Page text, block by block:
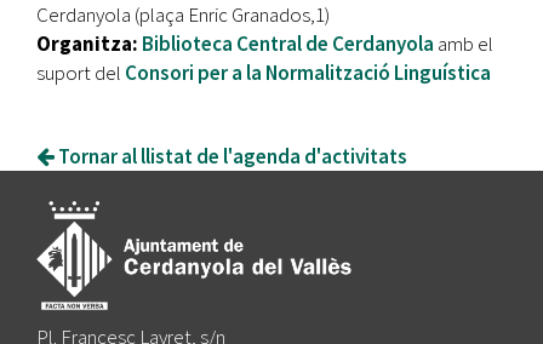
Cerdanyola (plaça Enric Granados,1)
Organitza: Biblioteca Central de Cerdanyola amb el
suport del Consori per a la Normalització Linguística
Tornar al llistat de l'agenda d'activitats
Pl. Francesc Layret, s/n